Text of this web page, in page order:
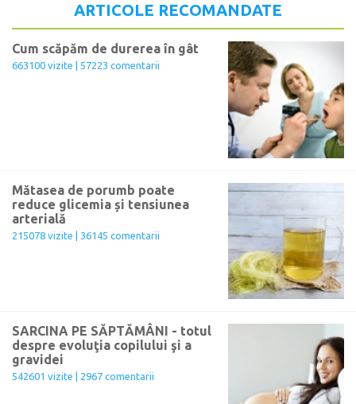
ARTICOLE RECOMANDATE
Cum scăpăm de durerea în gât
663100 vizite | 57223 comentarii
Mătasea de porumb poate
reduce glicemia și tensiunea
arterială
215078 vizite | 36145 comentarii
SARCINA PE SĂPTĂMÂNI - totul
despre evoluţia copilului şi a
gravidei
542601 vizite | 2967 comentarii